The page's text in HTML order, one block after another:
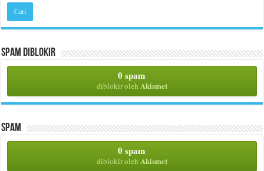
Spam Diblokir
0 spam
diblokir oleh Akismet
Spam
0 spam
diblokir oleh Akismet